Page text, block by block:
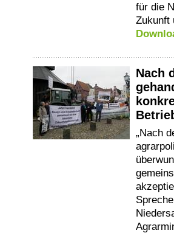
für die
Zukunft
Nach
„Nach